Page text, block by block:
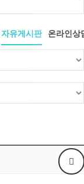
자유게시판 온라인상